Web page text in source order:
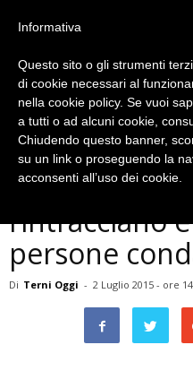
Cronaca
Amelia e
rintracciano
persone
Di Terni Oggi - 2 Luglio 2015 - ore
Informativa
Questo sito o gli strumenti
di cookie necessari al
nella cookie policy. Se vuoi
a tutti o ad alcuni cookie,
Chiudendo questo banner,
su un link o proseguendo la
acconsenti all’uso dei cookie.